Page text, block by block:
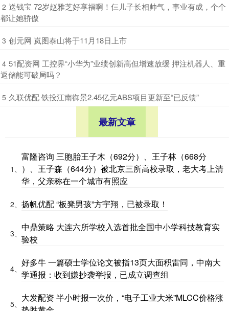
2 ​送钱宝 72岁赵雅芝好享福啊！仨儿子长相帅气，事业有成，个个
都让她骄傲
3 ​创元网 岚图泰山将于11月18日上市
4 ​51配资网 工控界“小华为”业绩创新高但增速放缓 押注机器人、重
返储能可破局吗？
5 ​久联优配 铁投江南御景2.45亿元ABS项目更新至“已反馈”
最新文章
1、
富隆咨询 三胞胎王子木（692分）、王子林（668分
）、王子森（644分）被北京三所高校录取，老大考上清
华，父亲称在一个城市有照应
2、 扬帆优配 “板凳男孩”方宇翔，已被录取！
3、
中鼎策略 大连六所学校入选首批全国中小学科技教育实
验校
4、
好多牛 一篇硕士学位论文被指13页大面积雷同，中南大
学通报：收到嫌抄袭举报，已成立调查组
5、
大发配资 半小时报一次价，“电子工业大米”MLCC价格涨